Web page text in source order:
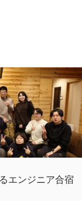
エンジニア合宿